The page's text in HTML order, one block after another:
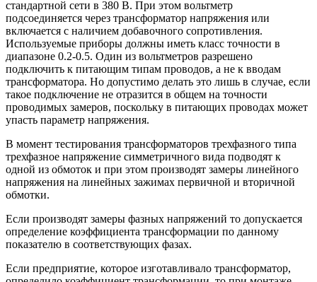
стандартной сети в 380 В. При этом вольтметр
подсоединяется через трансформатор напряжения или
включается с наличием добавочного сопротивления.
Используемые приборы должны иметь класс точности в
диапазоне 0.2-0.5. Один из вольтметров разрешено
подключить к питающим типам проводов, а не к вводам
трансформатора. Но допустимо делать это лишь в случае, если
такое подключение не отразится в общем на точности
проводимых замеров, поскольку в питающих проводах может
упасть параметр напряжения.
В момент тестирования трансформаторов трехфазного типа
трехфазное напряжение симметричного вида подводят к
одной из обмоток и при этом производят замеры линейного
напряжения на линейных зажимах первичной и вторичной
обмотки.
Если производят замеры фазных напряжений то допускается
определение коэффициента трансформации по данному
показателю в соответствующих фазах.
Если предприятие, которое изготавливало трансформатор,